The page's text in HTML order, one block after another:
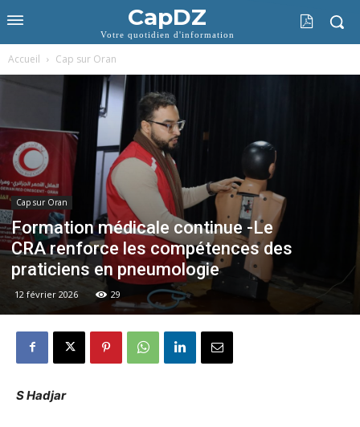
CapDZ
Votre quotidien d'information
Accueil Cap sur Oran
Cap sur Oran
Formation médicale continue -Le
CRA renforce les compétences des
praticiens en pneumologie
12 février 2026 29
S Hadjar